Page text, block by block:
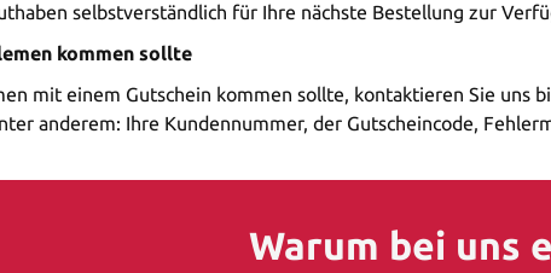
selbstverständlich für Ihre nächste Bestellung zur
kommen sollte
mit einem Gutschein kommen sollte, kontaktieren Sie uns
anderem: Ihre Kundennummer, der Gutscheincode,
Warum bei uns